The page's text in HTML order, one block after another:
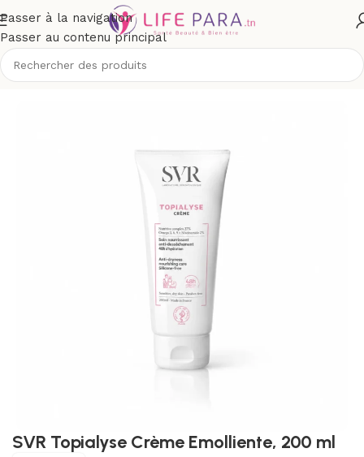
Passer à la navigation
Passer au contenu principal
Accueil/Boutique/Visage/Soins hydratants et nourrissants
SVR Topialyse Crème Emolliente, 200 ml